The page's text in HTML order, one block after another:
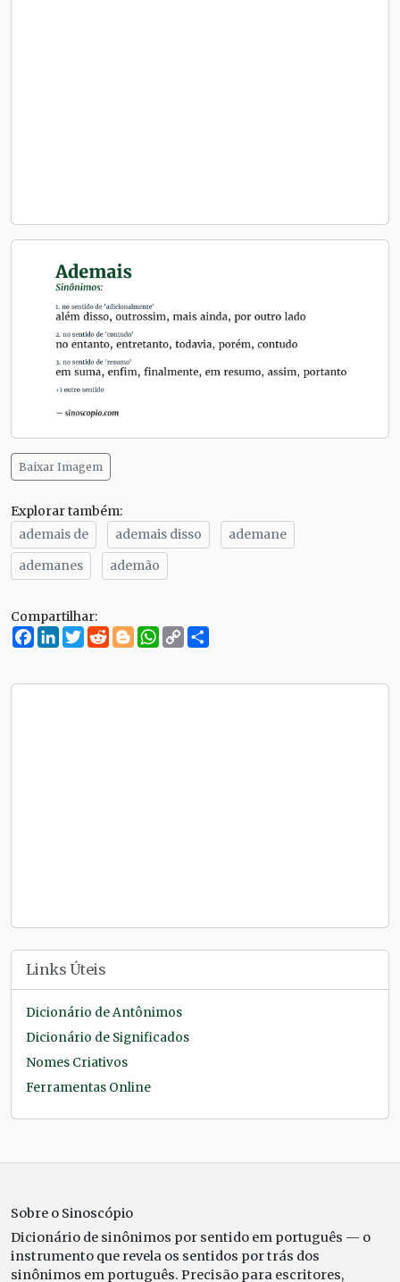
Baixar Imagem
Explorar também:
ademais de
ademais disso
ademane
ademanes
ademão
Compartilhar:
Facebook
LinkedIn
Twitter
RedditBloggerWhatsApp
Copy
Link
Links Úteis
Dicionário de Antônimos
Dicionário de Significados
Nomes Criativos
Ferramentas Online
Sobre o Sinoscópio
Dicionário de sinônimos por sentido em português — o
instrumento que revela os sentidos por trás dos
sinônimos em português. Precisão para escritores,